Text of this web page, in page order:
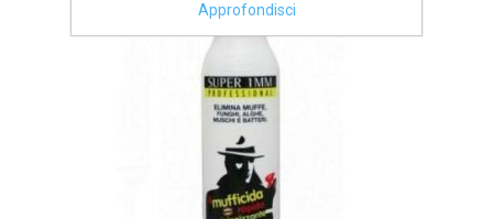
Approfondisci